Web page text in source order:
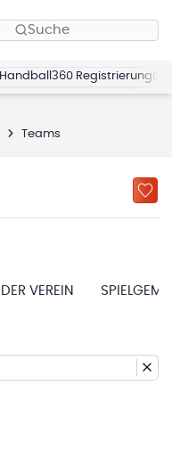
Suche
Handball360 Registrierung
Teams
DER VEREIN